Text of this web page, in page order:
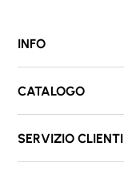
INFO
CATALOGO
SERVIZIO CLIENTI